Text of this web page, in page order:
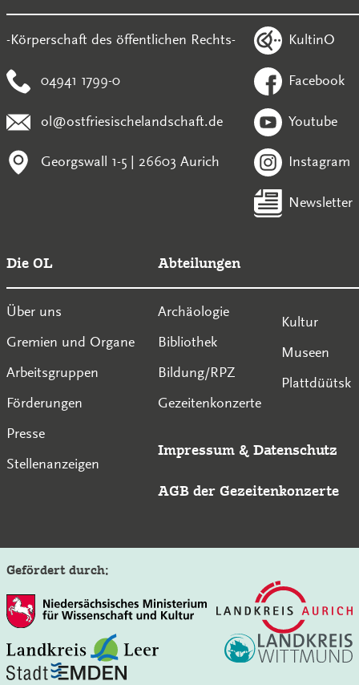
-Körperschaft des öffentlichen Rechts-
04941 1799-0
ol@ostfriesischelandschaft.de
Georgswall 1-5 | 26603 Aurich
KultinO
Facebook
Youtube
Instagram
Newsletter
Die OL
Über uns
Gremien und Organe
Arbeitsgruppen
Förderungen
Presse
Stellenanzeigen
Abteilungen
Archäologie
Bibliothek
Bildung/RPZ
Gezeitenkonzerte
Kultur
Museen
Plattdüütsk
Impressum & Datenschutz
AGB der Gezeitenkonzerte
Gefördert durch:
Auf der Seite der Gezeitenkonzerte suchen: